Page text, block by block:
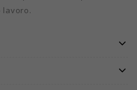
lavoro.